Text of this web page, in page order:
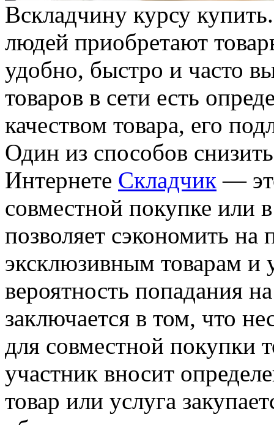
Всклaдчину курсу
людей приобретают
удобно, быстро и часто
товаров в сети есть
качеством товара, его
Один из способов
Интернете Складчик —
совместной покупке или
позволяет сэкономить на
эксклюзивным товарам и
вероятность попадания
заключается в том, что
для совместной покупки
участник вносит
товар или услуга